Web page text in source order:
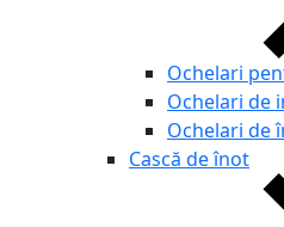
Ochelari
Ochelari de
Ochelari de
Cască de înot